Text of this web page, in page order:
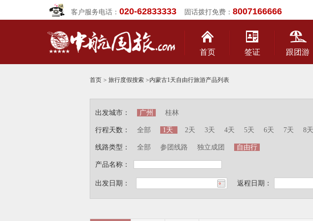
客户服务电话：020-62833333 固话拨打免费：8007166666
首页 签证 跟团游
首页 > 旅行度假搜索 >内蒙古1天自由行旅游产品列表
出发城市：
行程天数：
线路类型：
产品名称：
广州 桂林
全部 1天 2天 3天 4天 5天 6天 7天 8天
全部 参团线路 独立成团 自由行
出发日期： 返程日期：